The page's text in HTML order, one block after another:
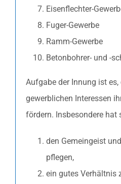
Eisenflechter-
Fuger-Gewerbe
Ramm-Gewerbe
Betonbohrer- und -
Aufgabe der Innung ist
gewerblichen Interessen
fördern. Insbesondere hat
den Gemeingeist
pflegen,
ein gutes Verhältnis